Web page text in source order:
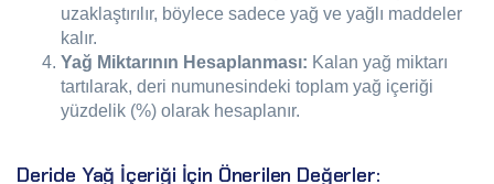
uzaklaştırılır, böylece sadece yağ ve yağlı maddeler
kalır.
Yağ Miktarının Hesaplanması: Kalan yağ miktarı
tartılarak, deri numunesindeki toplam yağ içeriği
yüzdelik (%) olarak hesaplanır.
Deride Yağ İçeriği İçin Önerilen Değerler: